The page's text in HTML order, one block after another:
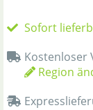
Sofort
Kostenloser
Region